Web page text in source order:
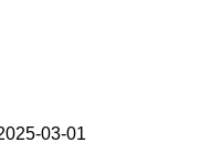
03-01